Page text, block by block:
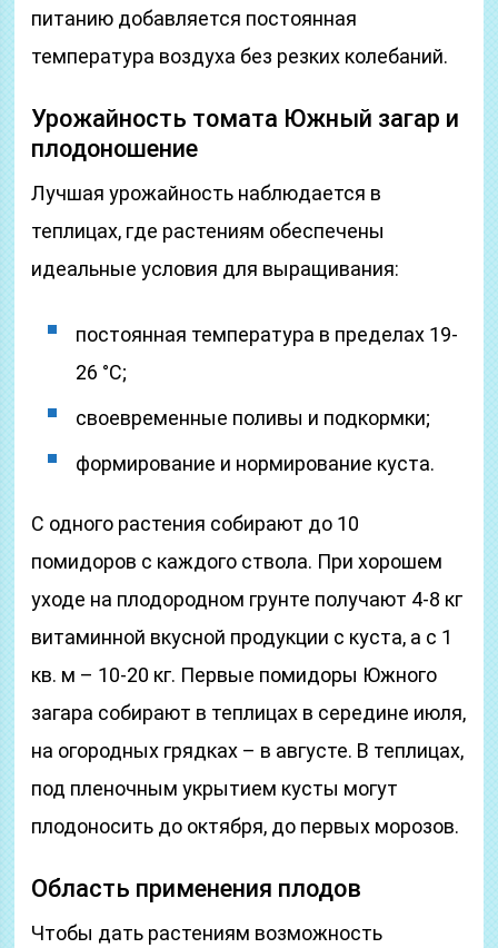
питанию добавляется постоянная
температура воздуха без резких колебаний.
Урожайность томата Южный загар и
плодоношение
Лучшая урожайность наблюдается в
теплицах, где растениям обеспечены
идеальные условия для выращивания:
постоянная температура в пределах 19-
26 °С;
своевременные поливы и подкормки;
формирование и нормирование куста.
С одного растения собирают до 10
помидоров с каждого ствола. При хорошем
уходе на плодородном грунте получают 4-8 кг
витаминной вкусной продукции с куста, а с 1
кв. м – 10-20 кг. Первые помидоры Южного
загара собирают в теплицах в середине июля,
на огородных грядках – в августе. В теплицах,
под пленочным укрытием кусты могут
плодоносить до октября, до первых морозов.
Область применения плодов
Чтобы дать растениям возможность